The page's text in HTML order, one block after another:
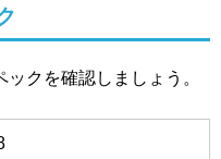
クを確認しましょう。